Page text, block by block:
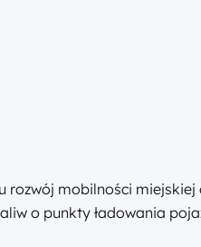
rozwój mobilności
o punkty ładowania